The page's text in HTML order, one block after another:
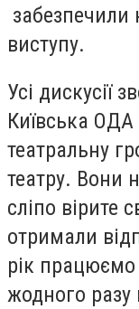
виступу.
Усі дискусії
Київська
театральну
театру. Вони
сліпо вірите
отримали
рік
жодного разу